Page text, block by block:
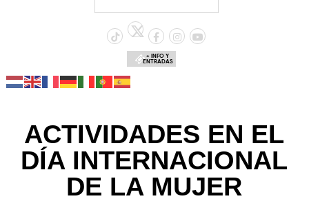
+ INFO Y
ENTRADAS
ACTIVIDADES EN EL
DÍA INTERNACIONAL
DE LA MUJER